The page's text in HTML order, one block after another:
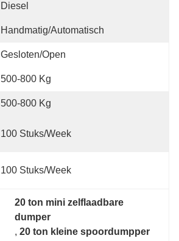
Diesel
Handmatig/automatisch
Gesloten/open
500-800 Kg
500-800 Kg
100 Stuks/week
100 Stuks/week
20 ton mini zelflaadbare
dumper
, 20 ton kleine spoordumpper